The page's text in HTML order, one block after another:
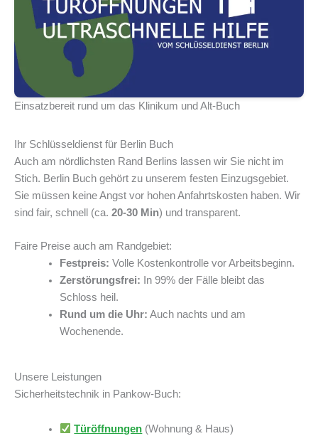
Einsatzbereit rund um das Klinikum und Alt-Buch
Ihr Schlüsseldienst für Berlin Buch
Auch am nördlichsten Rand Berlins lassen wir Sie nicht im
Stich. Berlin Buch gehört zu unserem festen Einzugsgebiet.
Sie müssen keine Angst vor hohen Anfahrtskosten haben. Wir
sind fair, schnell (ca. 20-30 Min) und transparent.
Faire Preise auch am Randgebiet:
Festpreis: Volle Kostenkontrolle vor Arbeitsbeginn.
Zerstörungsfrei: In 99% der Fälle bleibt das
Schloss heil.
Rund um die Uhr: Auch nachts und am
Wochenende.
Unsere Leistungen
Sicherheitstechnik in Pankow-Buch:
Türöffnungen (Wohnung & Haus)